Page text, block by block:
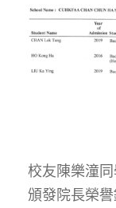
校友陳樂潼
頒發院長榮